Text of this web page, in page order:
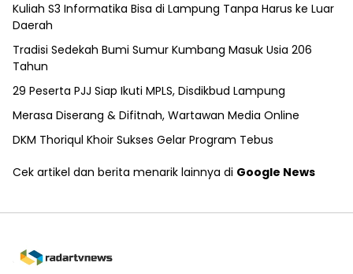
Kuliah S3 Informatika Bisa di Lampung Tanpa Harus ke Luar
Daerah
Tradisi Sedekah Bumi Sumur Kumbang Masuk Usia 206
Tahun
29 Peserta PJJ Siap Ikuti MPLS, Disdikbud Lampung
Merasa Diserang & Difitnah, Wartawan Media Online
DKM Thoriqul Khoir Sukses Gelar Program Tebus
Cek artikel dan berita menarik lainnya di Google News